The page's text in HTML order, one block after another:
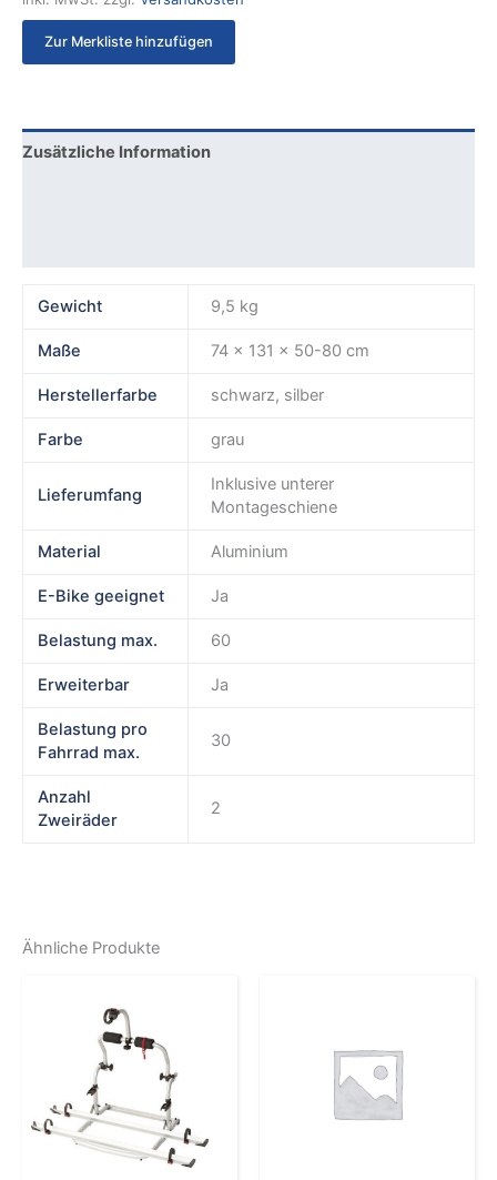
Zur Merkliste hinzufügen
Zusätzliche Information
Gewicht 9,5 kg
Maße 74 × 131 × 50-80 cm
Herstellerfarbe schwarz, silber
Farbe grau
Lieferumfang
Inklusive unterer
Montageschiene
Material Aluminium
E-Bike geeignet Ja
Belastung max. 60
Erweiterbar Ja
Belastung pro
Fahrrad max.
30
Anzahl
Zweiräder
2
Ähnliche Produkte